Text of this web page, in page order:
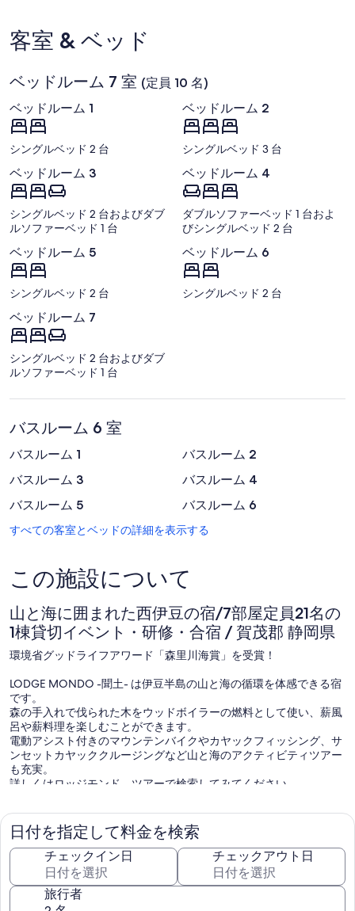
岡
県
の
写
真
ギ
ャ
ラ
リ
ー
洞
客室 & ベッド
ベッドルーム 7 室 (定員 10 名)
ベッドルーム 1
シングルベッド 2 台
ベッドルーム 2
シングルベッド 3 台
ベッドルーム 3
シングルベッド 2 台およびダブ
ルソファーベッド 1 台
ベッドルーム 4
ダブルソファーベッド 1 台およ
びシングルベッド 2 台
ベッドルーム 5
シングルベッド 2 台
ベッドルーム 6
シングルベッド 2 台
ベッドルーム 7
シングルベッド 2 台およびダブ
ルソファーベッド 1 台
バスルーム 6 室
バスルーム 1
バスルーム 2
バスルーム 3
バスルーム 4
バスルーム 5
バスルーム 6
すべての客室とベッドの詳細を表示する
この施設について
山と海に囲まれた西伊豆の宿/7部屋定員21名の
1棟貸切イベント・研修・合宿 / 賀茂郡 静岡県
環境省グッドライフアワード「森里川海賞」を受賞！
LODGE MONDO -聞土- は伊豆半島の山と海の循環を体感できる宿
です。
森の手入れで伐られた木をウッドボイラーの燃料として使い、薪風
呂や薪料理を楽しむことができます。
電動アシスト付きのマウンテンバイクやカヤックフィッシング、サ
ンセットカヤッククルージングなど山と海のアクティビティツアー
も充実。
詳しくはロッジモンド ツアーで検索してみてください。
館内の内装やウッドデッキは自分たちで伊豆の山から切り出した木
を使ってリノベーションを施しています。
また、伐採した木をウッドボイラーの燃料として使うことにより、
ほとんどガスや電気を使わずに給湯や暖房のエネルギーを地域の中
の資源で自給することができています。
徒歩圏内にスーパーやコンビニ、飲食店も充実しており買い出しや
日付を指定して料金を検索
チェックイン日 チェックアウト日
旅行者